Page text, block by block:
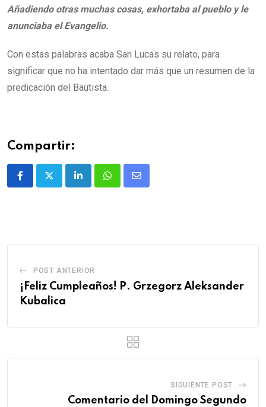
Añadiendo otras muchas cosas, exhortaba al pueblo y le
anunciaba el Evangelio.
Con estas palabras acaba San Lucas su relato, para
significar que no ha intentado dar más que un resumen de la
predicación del Bautista.
Compartir:
POST ANTERIOR
¡Feliz Cumpleaños! P. Grzegorz Aleksander
Kubalica
SIGUIENTE POST
Comentario del Domingo Segundo